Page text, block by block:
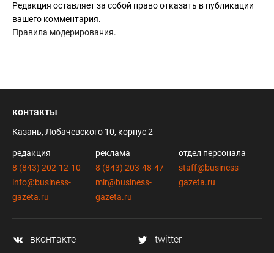
Редакция оставляет за собой право отказать в публикации
вашего комментария.
Правила модерирования.
контакты
Казань, Лобачевского 10, корпус 2
редакция
8 (843) 202-12-10
info@business-
gazeta.ru
реклама
8 (843) 203-48-47
mir@business-
gazeta.ru
отдел персонала
staff@business-
gazeta.ru
вконтакте
twitter